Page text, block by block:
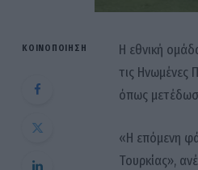
ΚΟΙΝΟΠΟΊΗΣΗ
Η εθνική
τις Ηνωμένες
όπως
«Η επόμενη
Τουρκίας»,